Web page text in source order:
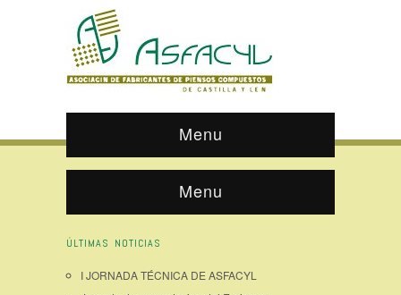
Menu
Menu
ÚLTIMAS NOTICIAS
I JORNADA TÉCNICA DE ASFACYL